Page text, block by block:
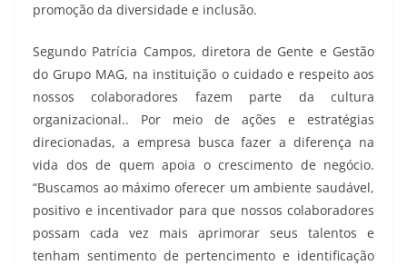
promoção da diversidade e inclusão.
Segundo Patrícia Campos, diretora de Gente e Gestão
do Grupo MAG, na instituição o cuidado e respeito aos
nossos colaboradores fazem parte da cultura
organizacional.. Por meio de ações e estratégias
direcionadas, a empresa busca fazer a diferença na
vida dos de quem apoia o crescimento de negócio.
“Buscamos ao máximo oferecer um ambiente saudável,
positivo e incentivador para que nossos colaboradores
possam cada vez mais aprimorar seus talentos e
tenham sentimento de pertencimento e identificação